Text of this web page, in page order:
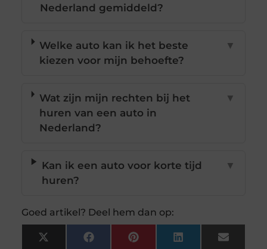
Nederland gemiddeld?
Welke auto kan ik het beste
kiezen voor mijn behoefte?
▼
Wat zijn mijn rechten bij het
huren van een auto in
Nederland?
▼
Kan ik een auto voor korte tijd
huren?
▼
Goed artikel? Deel hem dan op:
X
FacebookPinterestLinkedInEmail